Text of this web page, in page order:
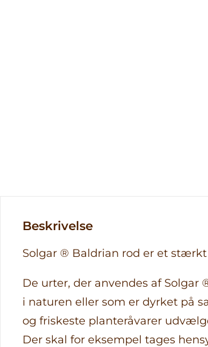
Beskrivelse
Solgar ® Baldrian rod er et
De urter, der anvendes af
i naturen eller som er dyrket på
og friskeste planteråvarer
Der skal for eksempel tages